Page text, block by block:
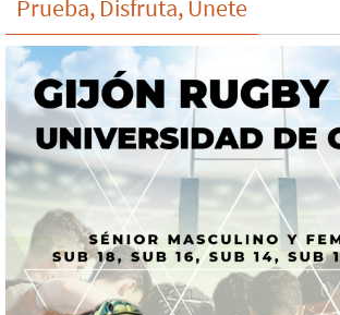
Prueba, Disfruta, Únete